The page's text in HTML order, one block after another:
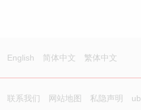
English 简体中文 繁体中文
联系我们 网站地图 私隐声明